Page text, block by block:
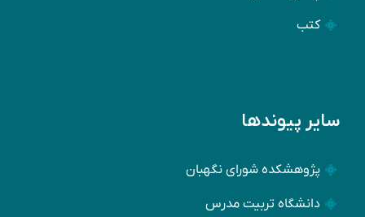
کتب
سایر پیوندها
پژوهشکده شورای نگهبان
دانشگاه تربیت مدرس